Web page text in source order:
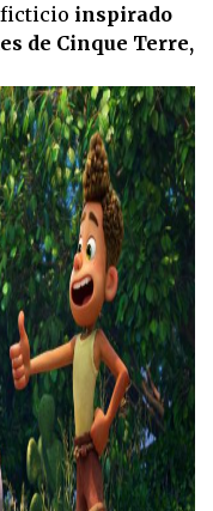
ficticio inspirado
de Cinque Terre,